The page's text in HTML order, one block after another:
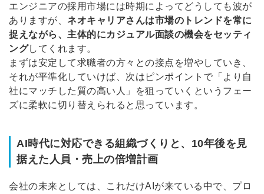
エンジニアの採用市場には時期によってどうしても波が
ありますが、 ネオキャリアさんは市場のトレンドを常に
捉えながら、主体的にカジュアル面談の機会をセッティ
ングしてくれます。
まずは安定して求職者の方々との接点を増やしていき、
それが平準化していけば、次はピンポイントで「より自
社にマッチした質の高い人」を狙っていくというフェー
ズに柔軟に切り替えられると思っています。
AI時代に対応できる組織づくりと、10年後を見
据えた人員・売上の倍増計画
会社の未来としては、これだけAIが来ている中で、プロ